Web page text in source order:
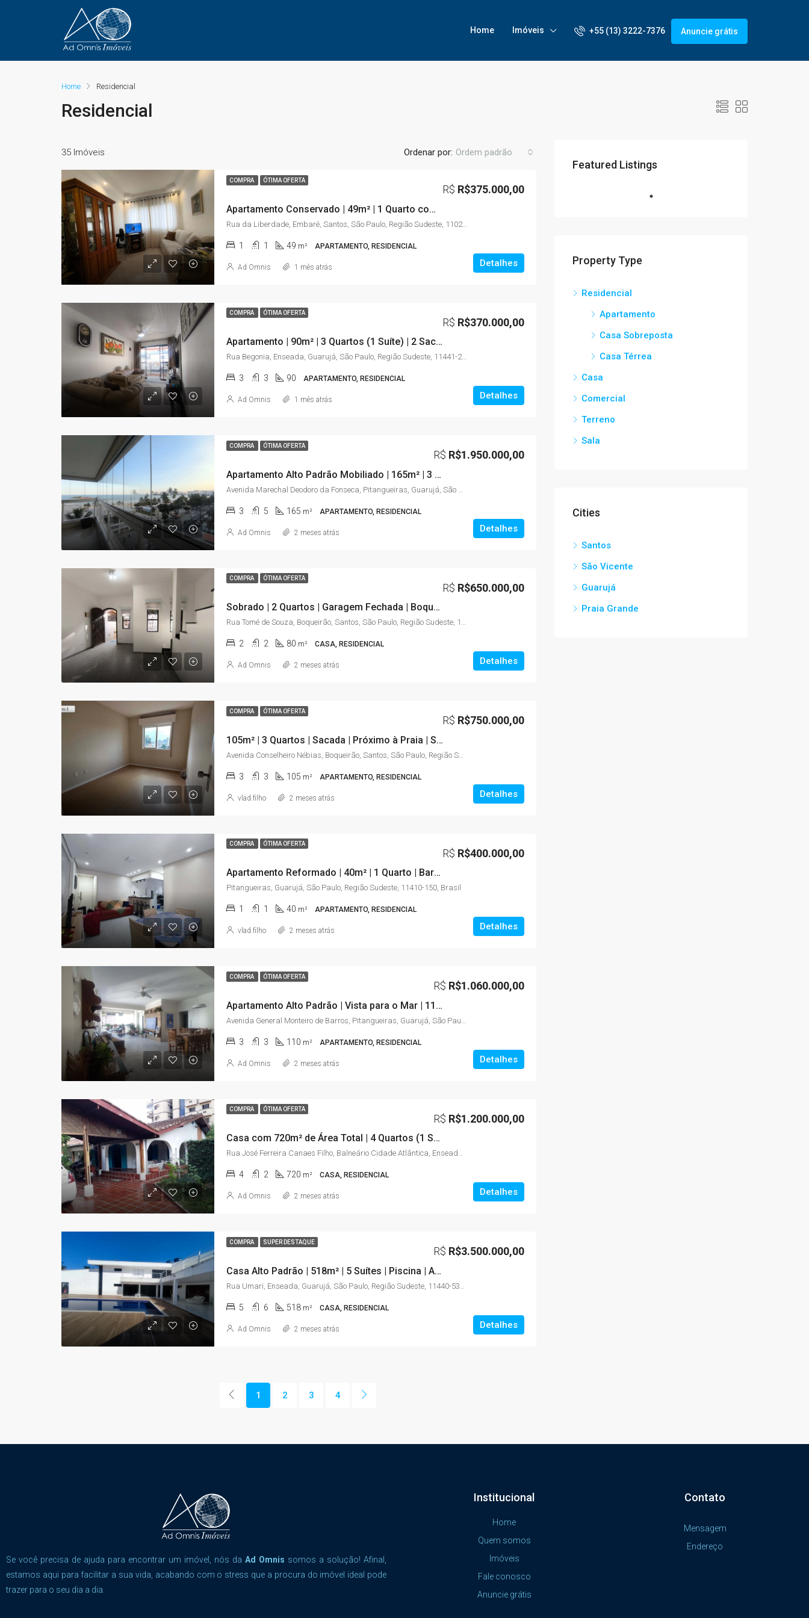
Home Imóveis +55 (13) 3222-7376 Anuncie grátis
Home Residencial
Residencial
35 Imóveis Ordenar por: Ordem padrão
COMPRA ÓTIMA OFERTA
Apartamento Conservado | 49m² | 1 Quarto com Sacada | Embaré – Santos/SP
R$ R$375.000,00
1 1 49 m² APARTAMENTO, RESIDENCIAL
Detalhes
Ad Omnis 1 mês atrás
COMPRA ÓTIMA OFERTA
Apartamento | 90m² | 3 Quartos (1 Suíte) | 2 Sacadas | Elevador | Enseada – Guarujá/SP
R$ R$370.000,00
Rua Begonia, Enseada, Guarujá, São Paulo, Região Sudeste, 11441-225, Brasil
3 3 90 APARTAMENTO, RESIDENCIAL
Detalhes
Ad Omnis 1 mês atrás
COMPRA ÓTIMA OFERTA
Apartamento Alto Padrão Mobiliado | 165m² | 3 Suítes | Vista para o Mar | Pitangueiras – Guarujá/SP
R$ R$1.950.000,00
3 5 165 m² APARTAMENTO, RESIDENCIAL
Detalhes
Ad Omnis 2 meses atrás
COMPRA ÓTIMA OFERTA
Sobrado | 2 Quartos | Garagem Fechada | Boqueirão – Santos/SP
R$ R$650.000,00
Rua Tomé de Souza, Boqueirão, Santos, São Paulo, Região Sudeste, 11045-904, Brasil
2 2 80 m² CASA, RESIDENCIAL
Detalhes
Ad Omnis 2 meses atrás
COMPRA ÓTIMA OFERTA
105m² | 3 Quartos | Sacada | Próximo à Praia | Santos/SP | Aceita Financiamento
R$ R$750.000,00
3 3 105 m² APARTAMENTO, RESIDENCIAL
Detalhes
vlad.filho 2 meses atrás
COMPRA ÓTIMA OFERTA
Apartamento Reformado | 40m² | 1 Quarto | Barra Funda (Pitangueiras) – Guarujá/SP
R$ R$400.000,00
Pitangueiras, Guarujá, São Paulo, Região Sudeste, 11410-150, Brasil
1 1 40 m² APARTAMENTO, RESIDENCIAL
Detalhes
vlad.filho 2 meses atrás
COMPRA ÓTIMA OFERTA
Apartamento Alto Padrão | Vista para o Mar | 110m² | 3 Quartos (2 Suítes) | Astúrias – Guarujá/SP
R$ R$1.060.000,00
3 3 110 m² APARTAMENTO, RESIDENCIAL
Detalhes
Ad Omnis 2 meses atrás
COMPRA ÓTIMA OFERTA
Casa com 720m² de Área Total | 4 Quartos (1 Suíte) | Amplo Jardim | Enseada – Guarujá/SP
R$ R$1.200.000,00
Rua José Ferreira Canaes Filho, Balneário Cidade Atlântica, Enseada, Guarujá, São Paulo, Região Sudeste, 11440-003, Brasil
4 2 720 m² CASA, RESIDENCIAL
Detalhes
Ad Omnis 2 meses atrás
COMPRA SUPER DESTAQUE
Casa Alto Padrão | 518m² | 5 Suítes | Piscina | A 50 Metros da Praia | Enseada – Guarujá/SP
R$ R$3.500.000,00
5 6 518 m² CASA, RESIDENCIAL
Detalhes
Ad Omnis 2 meses atrás
1 2 3 4
Featured Listings
Property Type
Residencial
Apartamento
Casa Sobreposta
Casa Térrea
Casa
Comercial
Terreno
Sala
Cities
Santos
São Vicente
Guarujá
Praia Grande
Se você precisa de ajuda para encontrar um imóvel, nós da Ad Omnis somos a solução! Afinal,
estamos aqui para facilitar a sua vida, acabando com o stress que a procura do imóvel ideal pode
trazer para o seu dia a dia.
Institucional
Home
Quem somos
Imóveis
Fale conosco
Anuncie grátis
Contato
Mensagem
Endereço